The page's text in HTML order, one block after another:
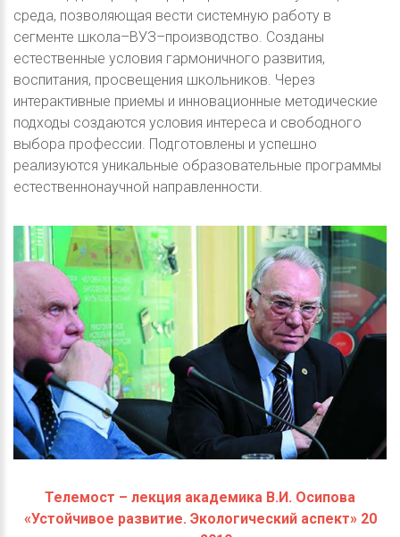
среда, позволяющая вести системную работу в
сегменте школа–ВУЗ–производство. Созданы
естественные условия гармоничного развития,
воспитания, просвещения школьников. Через
интерактивные приемы и инновационные методические
подходы создаются условия интереса и свободного
выбора профессии. Подготовлены и успешно
реализуются уникальные образовательные программы
естественнонаучной направленности.
Телемост – лекция академика В.И. Осипова
«Устойчивое развитие. Экологический аспект» 20